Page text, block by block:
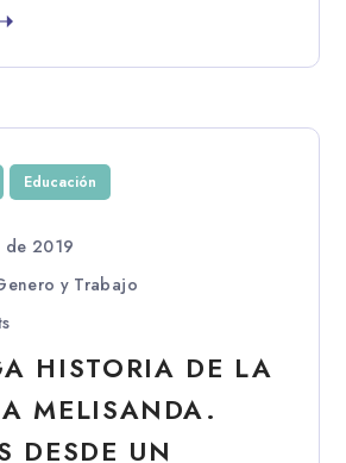
Educación
2019
y Trabajo
HISTORIA DE LA
MELISANDA.
DESDE UN